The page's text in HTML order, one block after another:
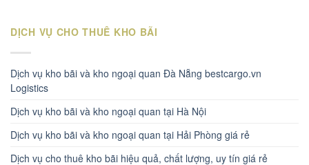
DỊCH VỤ CHO THUÊ KHO BÃI
Dịch vụ kho bãi và kho ngoại quan Đà Nẵng bestcargo.vn
Logistics
Dịch vụ kho bãi và kho ngoại quan tại Hà Nội
Dịch vụ kho bãi và kho ngoại quan tại Hải Phòng giá rẻ
Dịch vụ cho thuê kho bãi hiệu quả, chất lượng, uy tín giá rẻ